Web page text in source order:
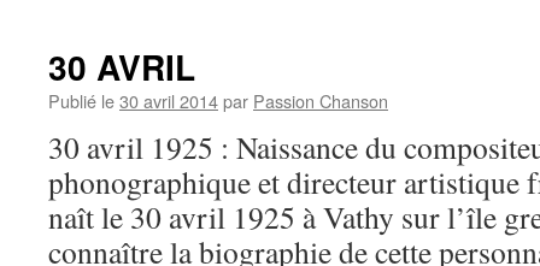
30 AVRIL
Publié le30 avril 2014par Passion Chanson
30 avril 1925 : Naissance du
phonographique et directeur artistique
naît le 30 avril 1925 à Vathy sur l’île
connaître la biographie de cette